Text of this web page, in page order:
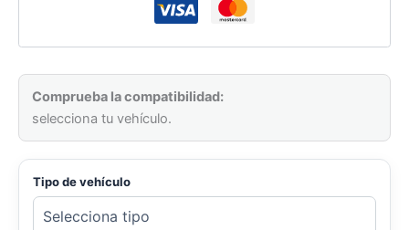
Comprueba la compatibilidad:
selecciona tu vehículo.
Tipo de vehículo